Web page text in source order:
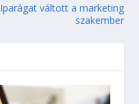
Iparágat váltott a marketing
szakember